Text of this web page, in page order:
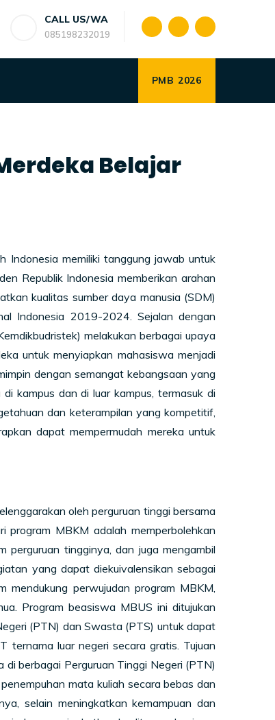
CALL US/WA
085198232019
PMB 2026
Belajar
Indonesia memiliki tanggung jawab untuk
Republik Indonesia memberikan arahan
kualitas sumber daya manusia (SDM)
Indonesia 2019-2024. Sejalan dengan
melakukan berbagai upaya
untuk menyiapkan mahasiswa menjadi
dengan semangat kebangsaan yang
kampus dan di luar kampus, termasuk di
dan keterampilan yang kompetitif,
dapat mempermudah mereka untuk
oleh perguruan tinggi bersama
MBKM adalah memperbolehkan
perguruan tingginya, dan juga mengambil
yang dapat diekuivalensikan sebagai
perwujudan program MBKM,
Program beasiswa MBUS ini ditujukan
(PTN) dan Swasta (PTS) untuk dapat
ternama luar negeri secara gratis. Tujuan
berbagai Perguruan Tinggi Negeri (PTN)
mata kuliah secara bebas dan
selain meningkatkan kemampuan dan